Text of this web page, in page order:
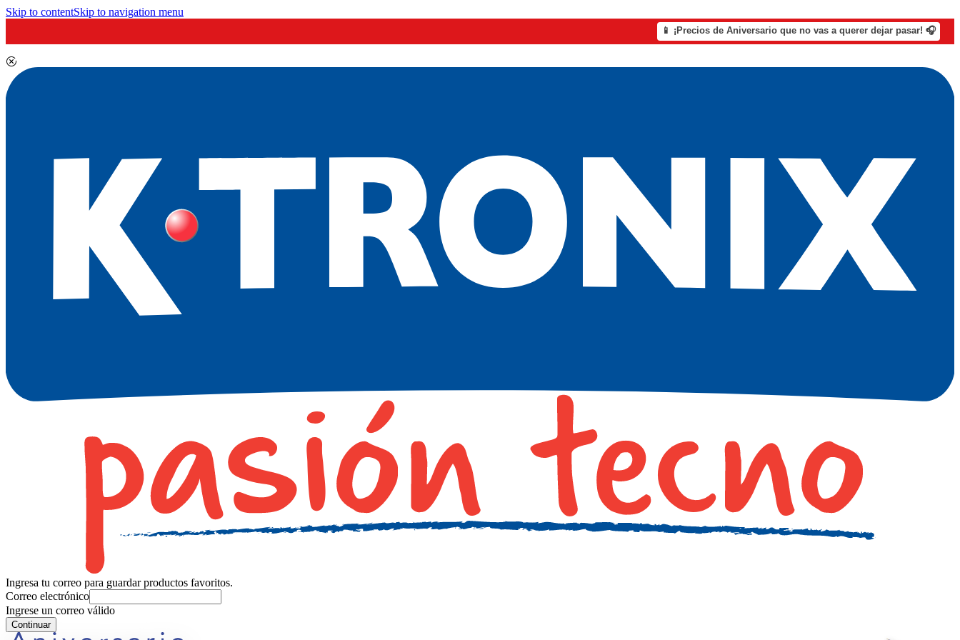
Skip to contentSkip to navigation menu
📱 ¡Precios de Aniversario que no vas a querer dejar pasar! 🎧
Ingresa tu correo para guardar productos favoritos.
Correo electrónico
Ingrese un correo válido
Continuar